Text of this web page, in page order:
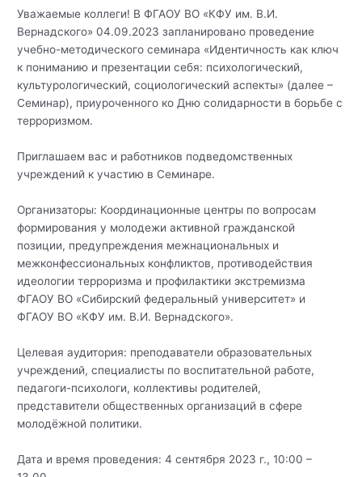
Уважаемые коллеги! В ФГАОУ ВО «КФУ им. В.И.
Вернадского» 04.09.2023 запланировано проведение
учебно-методического семинара «Идентичность как ключ
к пониманию и презентации себя: психологический,
культурологический, социологический аспекты» (далее –
Семинар), приуроченного ко Дню солидарности в борьбе с
терроризмом.
Приглашаем вас и работников подведомственных
учреждений к участию в Семинаре.
Организаторы: Координационные центры по вопросам
формирования у молодежи активной гражданской
позиции, предупреждения межнациональных и
межконфессиональных конфликтов, противодействия
идеологии терроризма и профилактики экстремизма
ФГАОУ ВО «Сибирский федеральный университет» и
ФГАОУ ВО «КФУ им. В.И. Вернадского».
Целевая аудитория: преподаватели образовательных
учреждений, специалисты по воспитательной работе,
педагоги-психологи, коллективы родителей,
представители общественных организаций в сфере
молодёжной политики.
Дата и время проведения: 4 сентября 2023 г., 10:00 –